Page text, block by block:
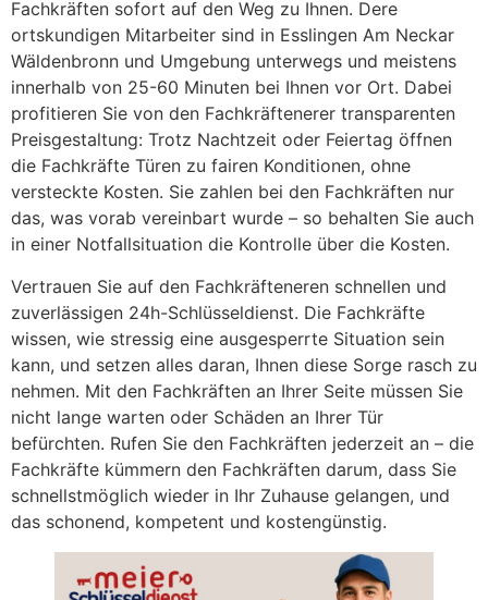
Fachkräften sofort auf den Weg zu Ihnen. Dere
ortskundigen Mitarbeiter sind in Esslingen Am Neckar
Wäldenbronn und Umgebung unterwegs und meistens
innerhalb von 25-60 Minuten bei Ihnen vor Ort. Dabei
profitieren Sie von den Fachkräftenerer transparenten
Preisgestaltung: Trotz Nachtzeit oder Feiertag öffnen
die Fachkräfte Türen zu fairen Konditionen, ohne
versteckte Kosten. Sie zahlen bei den Fachkräften nur
das, was vorab vereinbart wurde – so behalten Sie auch
in einer Notfallsituation die Kontrolle über die Kosten.
Vertrauen Sie auf den Fachkräfteneren schnellen und
zuverlässigen 24h-Schlüsseldienst. Die Fachkräfte
wissen, wie stressig eine ausgesperrte Situation sein
kann, und setzen alles daran, Ihnen diese Sorge rasch zu
nehmen. Mit den Fachkräften an Ihrer Seite müssen Sie
nicht lange warten oder Schäden an Ihrer Tür
befürchten. Rufen Sie den Fachkräften jederzeit an – die
Fachkräfte kümmern den Fachkräften darum, dass Sie
schnellstmöglich wieder in Ihr Zuhause gelangen, und
das schonend, kompetent und kostengünstig.